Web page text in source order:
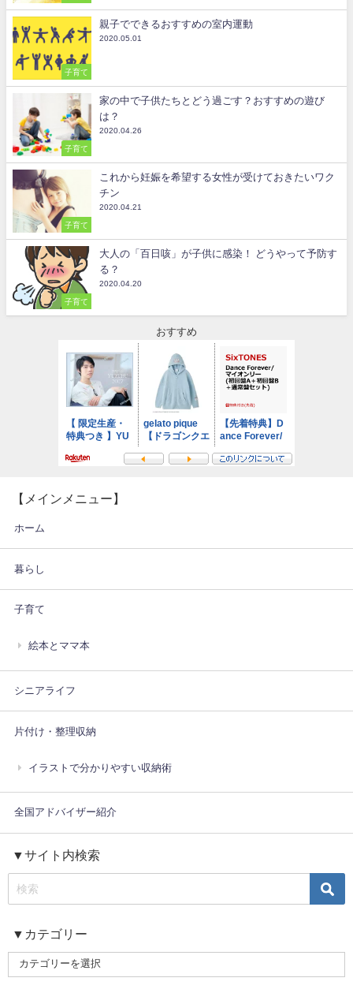
子育て
親子でできるおすすめの室内運動
2020.05.01
子育て
家の中で子供たちとどう過ごす？おすすめの遊び
は？
2020.04.26
子育て
これから妊娠を希望する女性が受けておきたいワク
チン
2020.04.21
子育て
大人の「百日咳」が子供に感染！ どうやって予防す
る？
2020.04.20
おすすめ
【メインメニュー】
ホーム
暮らし
子育て
絵本とママ本
シニアライフ
片付け・整理収納
イラストで分かりやすい収納術
全国アドバイザー紹介
▼サイト内検索
▼カテゴリー